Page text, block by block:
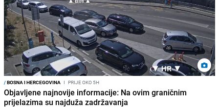
/BOSNA I HERCEGOVINA I PRIJE OKO 5H
Objavljene najnovije informacije: Na ovim graničnim
prijelazima su najduža zadržavanja